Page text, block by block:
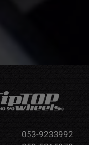
053-9233992